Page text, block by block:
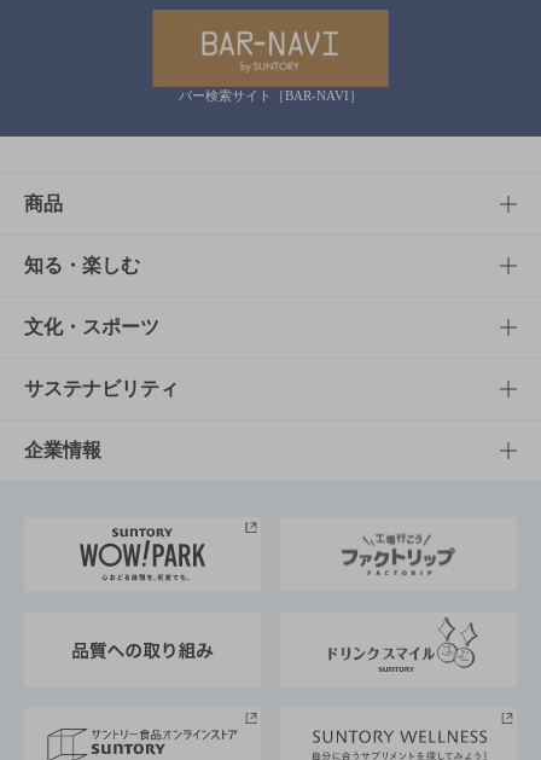
バー検索サイト［BAR-NAVI］
商品
商品TOP
商品一覧
商品発売情報
栄養成分一覧
知る・楽しむ
知る・楽しむTOP
キャンペーン
工場見学
地域情報
文化・スポーツ
文化・スポーツTOP
サントリーホール
サントリーサンバーズ大阪
サステナビリティ
サステナビリティTOP
サントリーが考えるサステナビリティ経営
企業情報
企業概要
採用情報